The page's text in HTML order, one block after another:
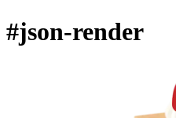
#json-render